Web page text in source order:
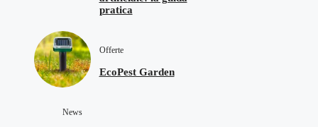
pratica
Offerte
EcoPest Garden
News